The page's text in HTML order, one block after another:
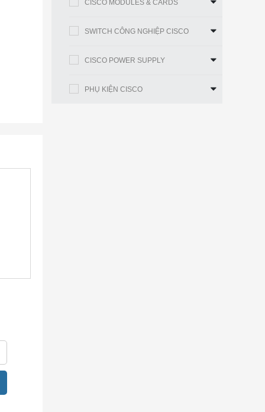
đem
cấu
và
hỗ
CISCO MODULES & CARDS
SWITCH CÔNG NGHIỆP CISCO
CISCO POWER SUPPLY
PHỤ KIỆN CISCO